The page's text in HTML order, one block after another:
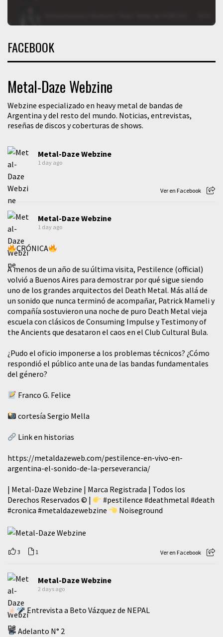
FACEBOOK
Metal-Daze Webzine
Webzine especializado en heavy metal de bandas de
Argentina y del resto del mundo. Noticias, entrevistas,
reseñas de discos y coberturas de shows.
Metal-Daze Webzine
1 day ago
Ver en Facebook
Metal-Daze Webzine
1 day ago
CRÓNICA
A menos de un año de su última visita, Pestilence (official)
volvió a Buenos Aires para demostrar por qué sigue siendo
uno de los grandes arquitectos del Death Metal. Más allá de
un sonido que nunca terminó de acompañar, Patrick Mameli y
compañía sostuvieron una noche de puro Death Metal vieja
escuela con clásicos de Consuming Impulse y Testimony of
the Ancients que desataron el caos en el Club Cultural Bula.
¿Pudo el oficio imponerse a los problemas técnicos? ¿Cómo
respondió el público ante una de las bandas fundamentales
del género?
Franco G. Felice
cortesía Sergio Mella
Link en historias
https://metaldazeweb.com/pestilence-en-vivo-en-
argentina-el-sonido-de-la-perseverancia/
| Metal-Daze Webzine | Marca Registrada | Todos los
Derechos Reservados © |
#pestilence #deathmetal #death
#cronica #metaldazewebzine Noiseground
3 1 Ver en Facebook
Metal-Daze Webzine
2 days ago
Entrevista a Beto Vázquez de NEPAL
Adelanto N° 2